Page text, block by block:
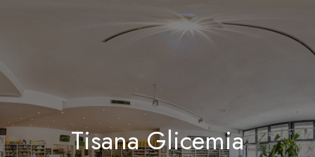
Home
Chi siamo
Il Laboratorio
Shop
Tisana Glicemia